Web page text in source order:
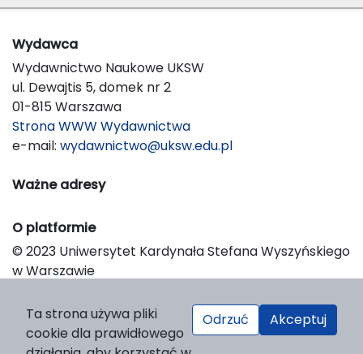
Wydawca
Wydawnictwo Naukowe UKSW
ul. Dewajtis 5, domek nr 2
01-815 Warszawa
Strona WWW Wydawnictwa
e-mail: wydawnictwo@uksw.edu.pl
Ważne adresy
O platformie
© 2023 Uniwersytet Kardynała Stefana Wyszyńskiego
w Warszawie
Platform & Workflow by OJS/PKP
Ta strona używa pliki
cookie dla prawidłowego
Odrzuć Akceptuj